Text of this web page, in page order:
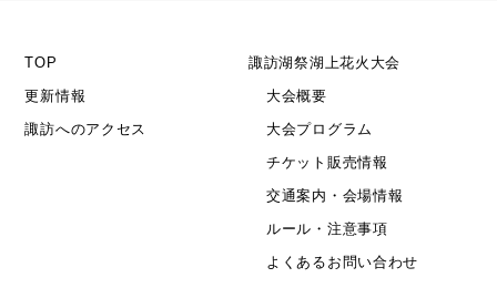
TOP
更新情報
諏訪へのアクセス
諏訪湖祭湖上花火大会
大会概要
大会プログラム
チケット販売情報
交通案内・会場情報
ルール・注意事項
よくあるお問い合わせ